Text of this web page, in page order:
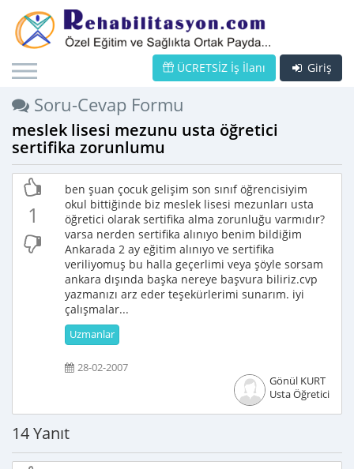
Giriş
ÜCRETSİZ İş İlanı
Soru-Cevap Formu
meslek lisesi mezunu usta öğretici
sertifika zorunlumu
1
ben şuan çocuk gelişim son sınıf öğrencisiyim
okul bittiğinde biz meslek lisesi mezunları usta
öğretici olarak sertifika alma zorunluğu varmıdır?
varsa nerden sertifika alınıyo benim bildiğim
Ankarada 2 ay eğitim alınıyo ve sertifika
veriliyomuş bu halla geçerlimi veya şöyle sorsam
ankara dışında başka nereye başvura biliriz.cvp
yazmanızı arz eder teşekürlerimi sunarım. iyi
çalışmalar...
Uzmanlar
28-02-2007
Gönül KURT
Usta Öğretici
14 Yanıt